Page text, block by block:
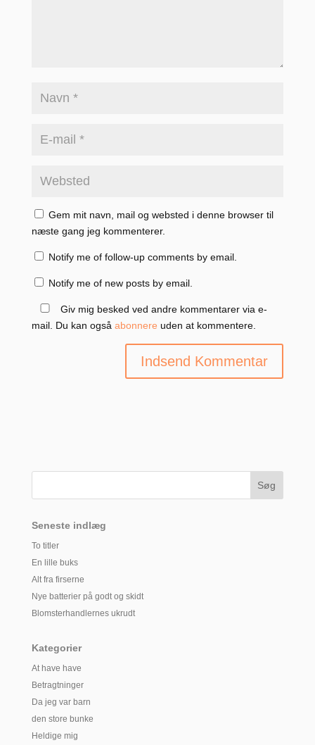
Gem mit navn, mail og websted i denne browser til
næste gang jeg kommenterer.
Notify me of follow-up comments by email.
Notify me of new posts by email.
Giv mig besked ved andre kommentarer via e-
mail. Du kan også abonnere uden at kommentere.
Seneste indlæg
To titler
En lille buks
Alt fra firserne
Nye batterier på godt og skidt
Blomsterhandlernes ukrudt
Kategorier
At have have
Betragtninger
Da jeg var barn
den store bunke
Heldige mig